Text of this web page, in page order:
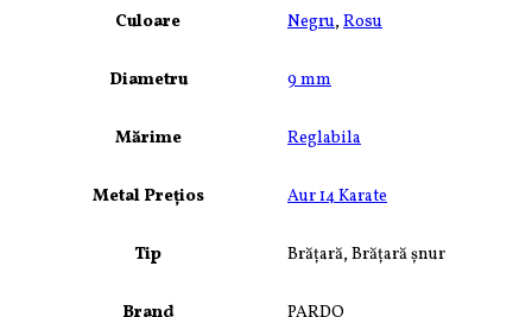
Culoare Negru, Rosu
Diametru 9 mm
Mărime Reglabila
Metal Prețios Aur 14 Karate
Tip Brățară, Brățară șnur